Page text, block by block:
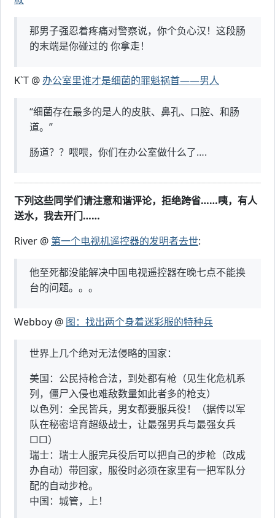
那男子强忍着疼痛对警察说，你个负心汉！这段肠
的末端是你碰过的 你拿走！
K`T @ 办公室里谁才是细菌的罪魁祸首——男人
“细菌存在最多的是人的皮肤、鼻孔、口腔、和肠
道。”
肠道？？喂喂，你们在办公室做什么了….
下列这些同学们请注意和谐评论，拒绝跨省……咦，有人
送水，我去开门……
River @ 第一个电视机遥控器的发明者去世:
他至死都没能解决中国电视遥控器在晚七点不能换
台的问题。。。
Webboy @ 图：找出两个身着迷彩服的特种兵
世界上几个绝对无法侵略的国家：
美国：公民持枪合法，到处都有枪（见生化危机系
列，僵尸入侵也难敌数量如此者多的枪支）
以色列：全民皆兵，男女都要服兵役！（据传以军
队在秘密培育超级战士，让最强男兵与最强女兵
□□）
瑞士：瑞士人服完兵役后可以把自己的步枪（改成
办自动）带回家，服役时必须在家里有一把军队分
配的自动步枪。
中国：城管，上！